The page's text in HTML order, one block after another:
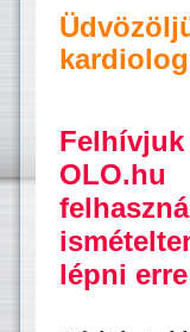
lépni